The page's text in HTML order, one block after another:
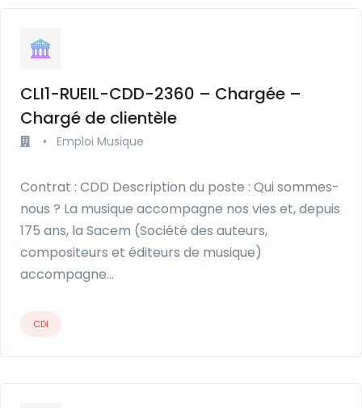
CLI1-RUEIL-CDD-2360 – Chargée –
Chargé de clientèle
• Emploi Musique
Contrat : CDD Description du poste : Qui sommes-
nous ? La musique accompagne nos vies et, depuis
175 ans, la Sacem (Société des auteurs,
compositeurs et éditeurs de musique)
accompagne…
CDI